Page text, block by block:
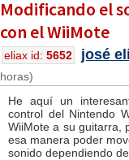
Modificando el
con el WiiMote
eliax id: 5652 josé
horas)
He aquí un
control del Nintendo
WiiMote a su guitarra,
esa manera poder
sonido dependiendo